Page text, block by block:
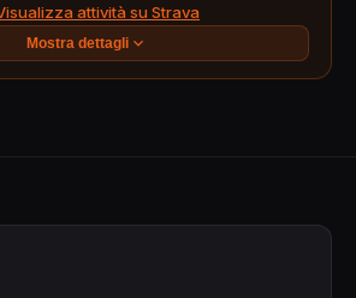
attività su Strava
Mostra dettagli